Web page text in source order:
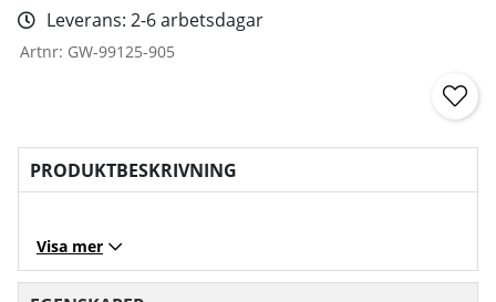
Leverans: 2-6 arbetsdagar
Artnr: GW-99125-905
PRODUKTBESKRIVNING
Visa mer